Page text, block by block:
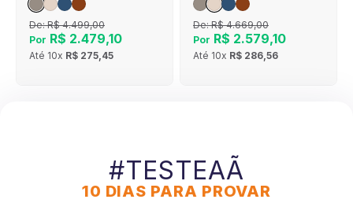
De:R$ 4.499,00
Por R$ 2.479,10
Até 10x R$ 275,45
De:R$ 4.669,00
Por R$ 2.579,10
Até 10x R$ 286,56
#TESTEAÃ
10 DIAS PARA PROVAR